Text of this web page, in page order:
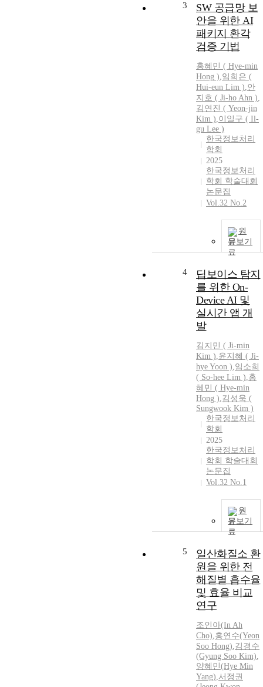
3
SW 공급망 보
안을 위한 AI
패키지 환각
검증 기법
홍혜민 ( Hye-min
Hong ),임희은 (
Hui-eun Lim ),안
지호 ( Ji-ho Ahn ),
김연진 ( Yeon-jin
Kim ),이일구 ( Il-
gu Lee )
한국정보처리
학회
2025
한국정보처리
학회 학술대회
논문집
Vol.32 No.2
원
문보기
4
딥보이스 탐지
를 위한 On-
Device AI 및
실시간 앱 개
발
김지민 ( Ji-min
Kim ),윤지혜 ( Ji-
hye Yoon ),임소희
( So-hee Lim ),홍
혜민 ( Hye-min
Hong ),김성욱 (
Sungwook Kim )
한국정보처리
학회
2025
한국정보처리
학회 학술대회
논문집
Vol.32 No.1
원
문보기
5
일산화질소 환
원을 위한 전
해질별 흡수율
및 효율 비교
연구
조인아(In Ah
Cho),홍연수(Yeon
Soo Hong),김경수
(Gyung Soo Kim),
양혜민(Hye Min
Yang),서정권